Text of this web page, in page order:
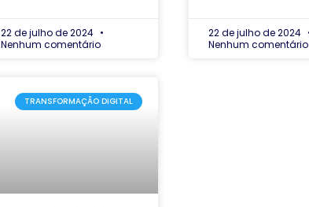
22 de julho de 2024
Nenhum comentário
22 de julho de 2024
Nenhum comentário
TRANSFORMAÇÃO DIGITAL